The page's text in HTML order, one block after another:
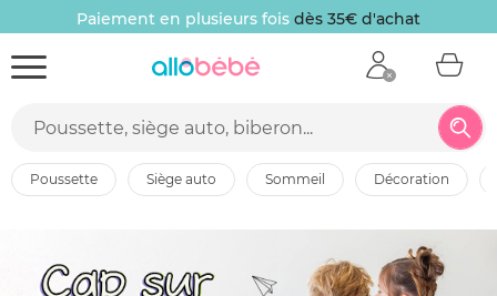
Paiement en plusieurs fois dès 35€ d'achat
poussette siège auto sommeil décoration